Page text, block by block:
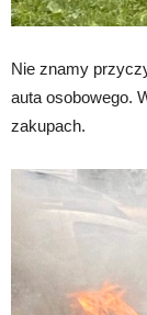
Nie znamy
auta osobowego.
zakupach.